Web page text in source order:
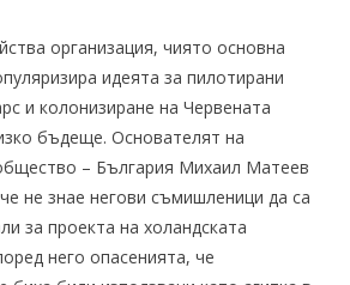
организация, чиято основна
идеята за пилотирани
и колонизиране на Червената
бъдеще. Основателят на
– България Михаил Матеев
не знае негови съмишленици да са
за проекта на холандската
него опасенията, че